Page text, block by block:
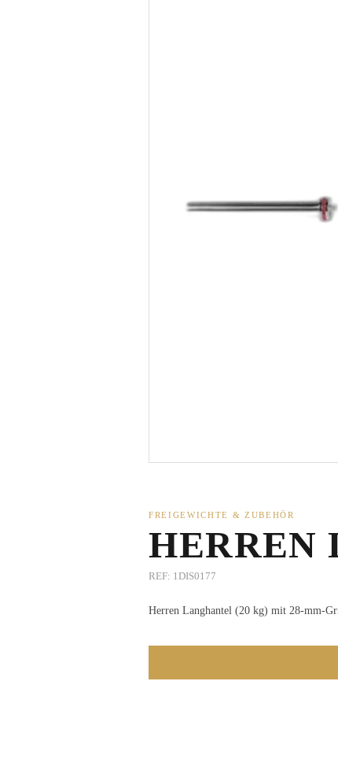
FREIGEWICHTE & ZUBEHÖR
HERREN
REF: 1DIS0177
Herren Langhantel (20 kg) mit 28-mm-